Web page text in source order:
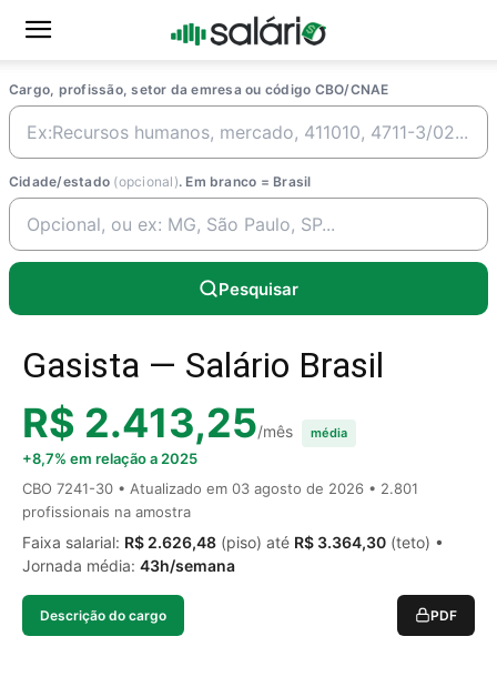
Cargo, profissão, setor da emresa ou código CBO/CNAE
Cidade/estado (opcional). Em branco = Brasil
Pesquisar
Gasista — Salário Brasil
R$ 2.413,25/mês média
+8,7% em relação a 2025
CBO 7241-30 • Atualizado em 03 agosto de 2026 • 2.801
profissionais na amostra
Faixa salarial: R$ 2.626,48 (piso) até R$ 3.364,30 (teto) •
Jornada média: 43h/semana
Descrição do cargo PDF